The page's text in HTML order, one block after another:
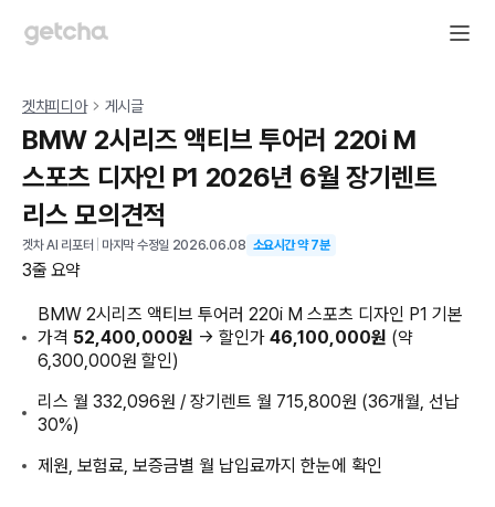
겟차피디아 게시글
BMW 2시리즈 액티브 투어러 220i M
스포츠 디자인 P1 2026년 6월 장기렌트
리스 모의견적
겟차 AI 리포터 마지막 수정일 2026.06.08 소요시간 약7분
3줄 요약
BMW 2시리즈 액티브 투어러 220i M 스포츠 디자인 P1 기본
가격 52,400,000원 → 할인가46,100,000원 (약
6,300,000원 할인)
리스 월 332,096원 / 장기렌트 월 715,800원 (36개월, 선납
30%)
제원, 보험료, 보증금별 월 납입료까지 한눈에 확인